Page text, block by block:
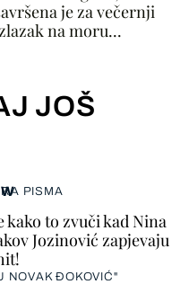
je za večernji
na moru...
JOŠ
PISMA
kako to zvuči kad Nina
Jozinović zapjevaju
NOVAK ĐOKOVIĆ"